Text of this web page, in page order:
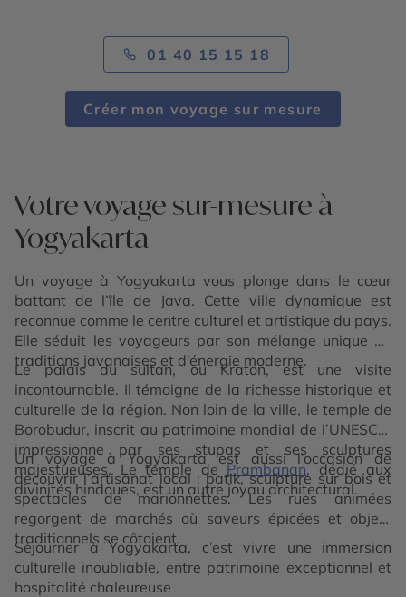
01 40 15 15 18
Créer mon voyage sur mesure
Votre voyage sur-mesure à
Yogyakarta
Un voyage à Yogyakarta vous plonge dans le cœur
battant de l’île de Java. Cette ville dynamique est
reconnue comme le centre culturel et artistique du pays.
Elle séduit les voyageurs par son mélange unique de
traditions javanaises et d’énergie moderne.
Le palais du sultan, ou Kraton, est une visite
incontournable. Il témoigne de la richesse historique et
culturelle de la région. Non loin de la ville, le temple de
Borobudur, inscrit au patrimoine mondial de l’UNESCO,
impressionne par ses stupas et ses sculptures
majestueuses. Le temple dePrambanan, dédié aux
divinités hindoues, est un autre joyau architectural.
Un voyage à Yogyakarta est aussi l’occasion de
découvrir l’artisanat local : batik, sculpture sur bois et
spectacles de marionnettes. Les rues animées
regorgent de marchés où saveurs épicées et objets
traditionnels se côtoient.
Séjourner à Yogyakarta, c’est vivre une immersion
culturelle inoubliable, entre patrimoine exceptionnel et
hospitalité chaleureuse